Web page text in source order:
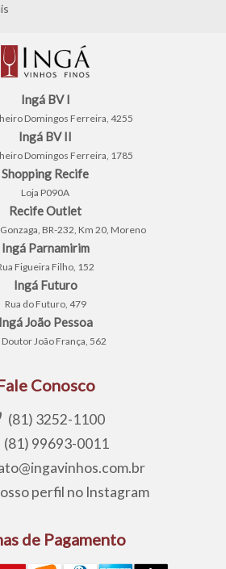
Ingá BV I
Domingos Ferreira, 4255
Ingá BV II
Domingos Ferreira, 1785
Shopping Recife
Loja P090A
Recife Outlet
BR-232, Km 20, Moreno
Ingá Parnamirim
Figueira Filho, 152
Ingá Futuro
Rua do Futuro, 479
Ingá João Pessoa
Doutor João França, 562
Conosco
(81) 3252-1100
(81) 99693-0011
perfil no Instagram
de Pagamento